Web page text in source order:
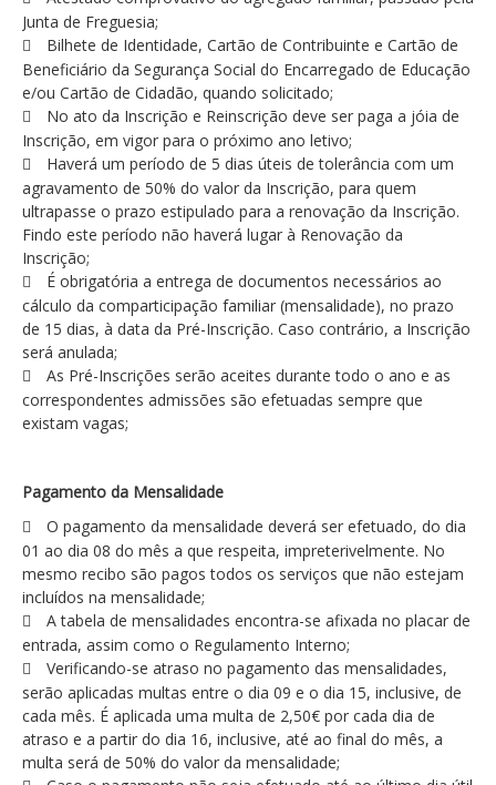
Junta de Freguesia;
Bilhete de Identidade, Cartão de Contribuinte e Cartão de
Beneficiário da Segurança Social do Encarregado de Educação
e/ou Cartão de Cidadão, quando solicitado;
No ato da Inscrição e Reinscrição deve ser paga a jóia de
Inscrição, em vigor para o próximo ano letivo;
Haverá um período de 5 dias úteis de tolerância com um
agravamento de 50% do valor da Inscrição, para quem
ultrapasse o prazo estipulado para a renovação da Inscrição.
Findo este período não haverá lugar à Renovação da
Inscrição;
É obrigatória a entrega de documentos necessários ao
cálculo da comparticipação familiar (mensalidade), no prazo
de 15 dias, à data da Pré-Inscrição. Caso contrário, a Inscrição
será anulada;
As Pré-Inscrições serão aceites durante todo o ano e as
correspondentes admissões são efetuadas sempre que
existam vagas;
Pagamento da Mensalidade
O pagamento da mensalidade deverá ser efetuado, do dia
01 ao dia 08 do mês a que respeita, impreterivelmente. No
mesmo recibo são pagos todos os serviços que não estejam
incluídos na mensalidade;
A tabela de mensalidades encontra-se afixada no placar de
entrada, assim como o Regulamento Interno;
Verificando-se atraso no pagamento das mensalidades,
serão aplicadas multas entre o dia 09 e o dia 15, inclusive, de
cada mês. É aplicada uma multa de 2,50€ por cada dia de
atraso e a partir do dia 16, inclusive, até ao final do mês, a
multa será de 50% do valor da mensalidade;